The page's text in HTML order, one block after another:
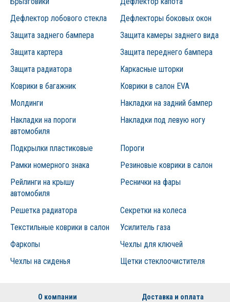
Дефлектор лобового стекла
Дефлекторы боковых окон
Защита заднего бампера
Защита камеры заднего вида
Защита картера
Защита переднего бампера
Защита радиатора
Каркасные шторки
Коврики в багажник
Коврики в салон EVA
Молдинги
Накладки на задний бампер
Накладки на пороги
автомобиля
Накладки под левую ногу
Подкрылки пластиковые
Пороги
Рамки номерного знака
Резиновые коврики в салон
Рейлинги на крышу
автомобиля
Реснички на фары
Решетка радиатора
Секретки на колеса
Текстильные коврики в салон
Усилитель газа
Фаркопы
Чехлы для ключей
Чехлы на сиденья
Щетки стеклоочистителя
О компании Доставка и оплата